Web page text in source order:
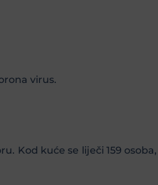
virus.
Kod kuće se liječi 159